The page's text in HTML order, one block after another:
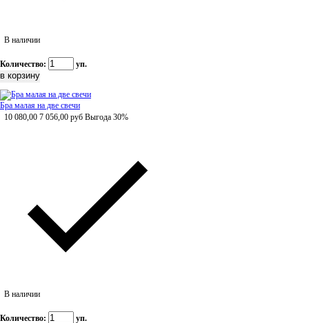
В наличии
Количество: уп.
Бра малая на две свечи
10 080,00 7 056,00 руб Выгода 30%
В наличии
Количество: уп.